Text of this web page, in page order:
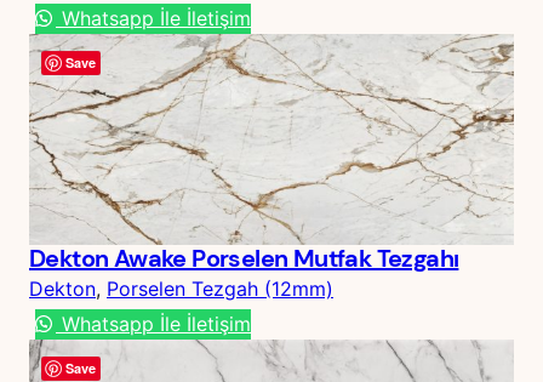
Whatsapp İle İletişim
Save
Dekton Awake Porselen Mutfak Tezgahı
Dekton, Porselen Tezgah (12mm)
Whatsapp İle İletişim
Save